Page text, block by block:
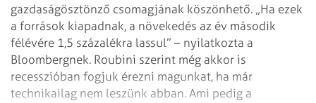
gazdaság­ösztönző csomagjának köszönhető. „Ha ezek
a források kiapadnak, a növekedés az év második
félévére 1,5 százalékra lassul” – nyilatkozta a
Bloombergnek. Roubini szerint még akkor is
recesszióban fogjuk érezni magunkat, ha már
technikailag nem leszünk abban. Ami pedig a